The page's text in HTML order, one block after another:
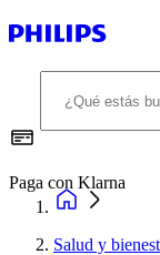
Paga con Klarna
Salud y